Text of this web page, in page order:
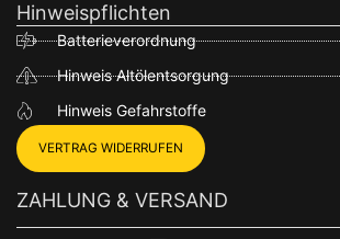
Hinweispflichten
Batterieverordnung
Hinweis Altölentsorgung
Hinweis Gefahrstoffe
VERTRAG WIDERRUFEN
ZAHLUNG & VERSAND